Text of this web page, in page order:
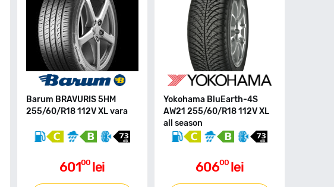
Barum BRAVURIS 5HM
255/60/R18 112V XL vara
60100 lei
Yokohama BluEarth-4S
AW21 255/60/R18 112V XL
all season
60600 lei